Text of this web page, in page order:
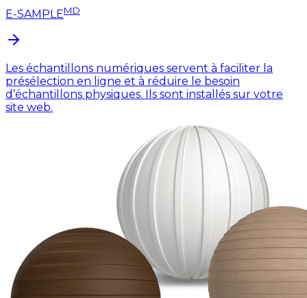
E-SAMPLEMD
Les échantillons numériques servent à faciliter la
présélection en ligne et à réduire le besoin
d’échantillons physiques. Ils sont installés sur votre
site web.